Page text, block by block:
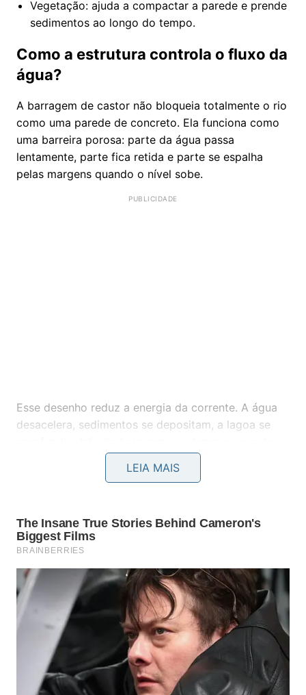
Vegetação: ajuda a compactar a parede e prende
sedimentos ao longo do tempo.
Como a estrutura controla o fluxo da
água?
A barragem de castor não bloqueia totalmente o rio
como uma parede de concreto. Ela funciona como
uma barreira porosa: parte da água passa
lentamente, parte fica retida e parte se espalha
pelas margens quando o nível sobe.
Esse desenho reduz a energia da corrente. A água
desacelera, sedimentos se depositam, a lagoa se
fica mais úmido. Em vez de um canal estreito e
rápido, surge um sistema com poças, brejos,
A barragem de castor não bloqueia totalmente o rio como
uma parede de concreto. -
Imagem gerada por IA
LEIA MAIS